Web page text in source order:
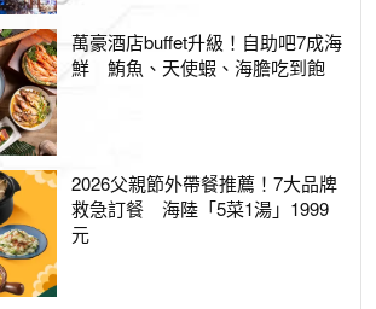
萬豪酒店buffet升級！自助吧7成海
鮮 鮪魚、天使蝦、海膽吃到飽
2026父親節外帶餐推薦！7大品牌
救急訂餐 海陸「5菜1湯」1999
元